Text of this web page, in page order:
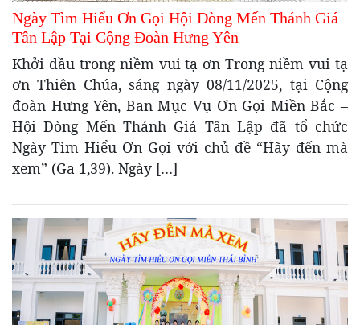
Ngày Tìm Hiểu Ơn Gọi Hội Dòng Mến Thánh Giá
Tân Lập Tại Cộng Đoàn Hưng Yên
Khởi đầu trong niềm vui tạ ơn Trong niềm vui tạ
ơn Thiên Chúa, sáng ngày 08/11/2025, tại Cộng
đoàn Hưng Yên, Ban Mục Vụ Ơn Gọi Miền Bắc –
Hội Dòng Mến Thánh Giá Tân Lập đã tổ chức
Ngày Tìm Hiểu Ơn Gọi với chủ đề “Hãy đến mà
xem” (Ga 1,39). Ngày […]